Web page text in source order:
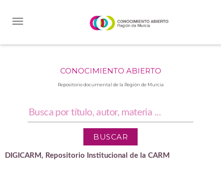
CONOCIMIENTO ABIERTO
Repositorio documental de la Región de Murcia
DIGICARM, Repositorio Institucional de la CARM